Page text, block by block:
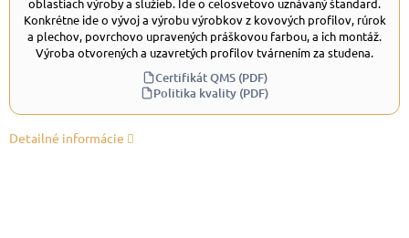
Konkrétne ide o vývoj a výrobu výrobkov z kovových profilov, rúrok
a plechov, povrchovo upravených práškovou farbou, a ich montáž.
Výroba otvorených a uzavretých profilov tvárnením za studena.
Certifikát QMS (PDF)
Politika kvality (PDF)
Detailné informácie